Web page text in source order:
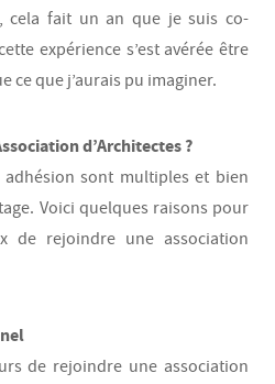
cela fait un an que je suis co-
expérience s’est avérée être
ce que j’aurais pu imaginer.
d’Architectes ?
adhésion sont multiples et bien
Voici quelques raisons pour
de rejoindre une association
de rejoindre une association